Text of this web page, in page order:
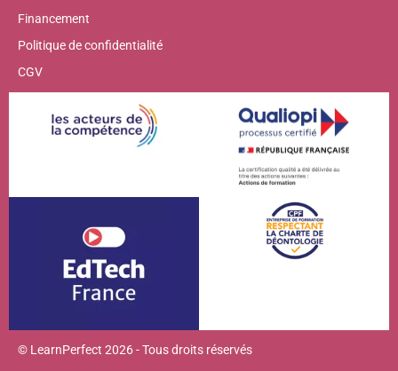
Financement
Politique de confidentialité
CGV
© LearnPerfect 2026 - Tous droits réservés